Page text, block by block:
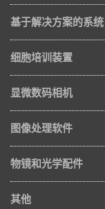
基于解决方案的系统
细胞培训装置
显微数码相机
图像处理软件
物镜和光学配件
其他